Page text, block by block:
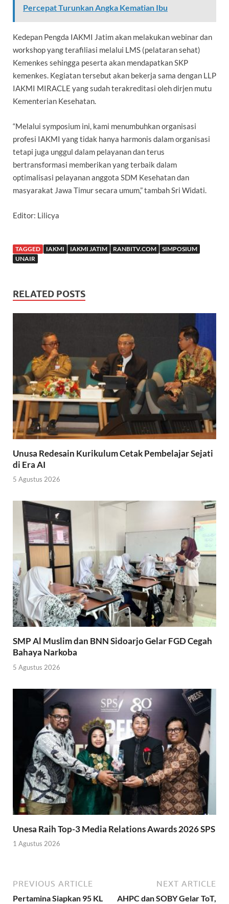
Percepat Turunkan Angka Kematian Ibu
Kedepan Pengda IAKMI Jatim akan melakukan webinar dan
workshop yang terafiliasi melalui LMS (pelataran sehat)
Kemenkes sehingga peserta akan mendapatkan SKP
kemenkes. Kegiatan tersebut akan bekerja sama dengan LLP
IAKMI MIRACLE yang sudah terakreditasi oleh dirjen mutu
Kementerian Kesehatan.
“Melalui symposium ini, kami menumbuhkan organisasi
profesi IAKMI yang tidak hanya harmonis dalam organisasi
tetapi juga unggul dalam pelayanan dan terus
bertransformasi memberikan yang terbaik dalam
optimalisasi pelayanan anggota SDM Kesehatan dan
masyarakat Jawa Timur secara umum,” tambah Sri Widati.
Editor: Lilicya
TAGGED IAKMI IAKMI JATIM RANBITV.COM
SIMPOSIUM
UNAIR
RELATED POSTS
Unusa Redesain Kurikulum Cetak Pembelajar Sejati
di Era AI
5 Agustus 2026
SMP Al Muslim dan BNN Sidoarjo Gelar FGD Cegah
Bahaya Narkoba
5 Agustus 2026
Unesa Raih Top-3 Media Relations Awards 2026 SPS
1 Agustus 2026
PREVIOUS ARTICLE
Pertamina Siapkan 95 KL
NEXT ARTICLE
AHPC dan SOBY Gelar ToT,